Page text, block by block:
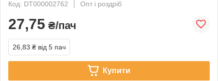
Код: DT000002762
Опт і роздріб
27,75 ₴/пач
26,83 ₴ від 5 пач
Купити